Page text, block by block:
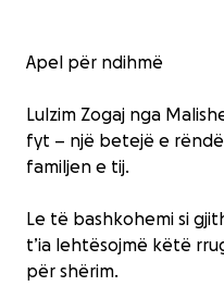
Apel për ndihmë
Lulzim Zogaj nga
fyt – një betejë e
familjen e tij.
Le të bashkohemi si
t’ia lehtësojmë këtë
për shërim.